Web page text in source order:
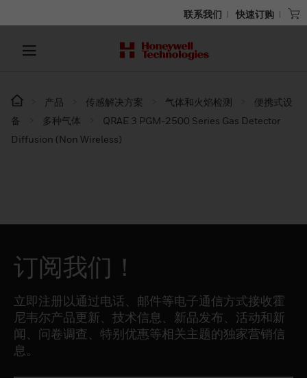
联系我们 快速订购
产品 传感解决方案 气体和火焰检测
便携式设
备
多种气体
QRAE 3 PGM-2500 Series Gas Detector
Diffusion (Non Wireless)
订阅我们！
立即注册以通过电话、邮件等电子通信方式接收霍
尼韦尔产品更新、技术信息、新品发布、活动和新
闻、问卷调查、特别优惠等相关主题的独家营销信
息。